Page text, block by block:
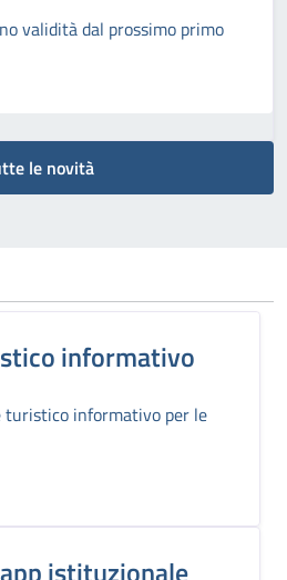
validità dal prossimo primo
le novità
informativo
turistico informativo per le